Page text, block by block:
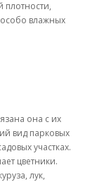
плотности,
особо влажных
она с их
вид парковых
участках.
цветники.
лук,